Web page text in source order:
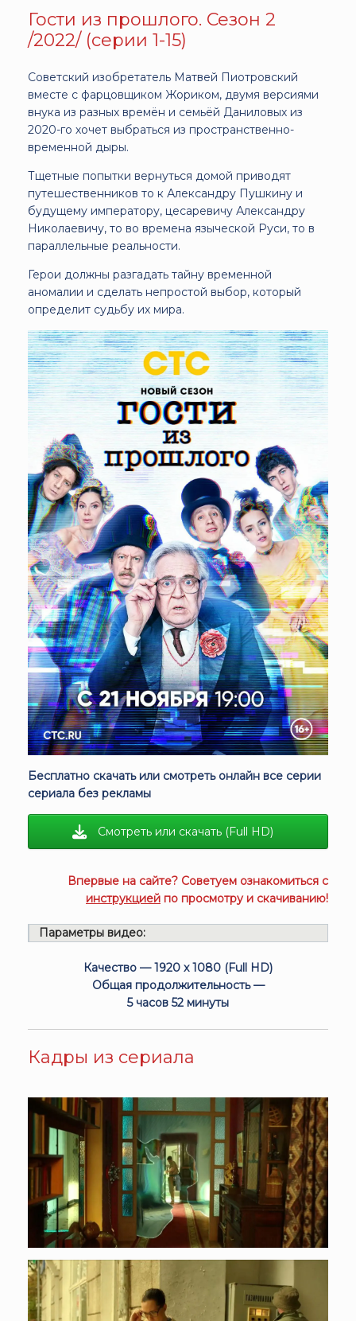
Гости из прошлого. Сезон 2
/2022/ (серии 1-15)
Советский изобретатель Матвей Пиотровский
вместе с фарцовщиком Жориком, двумя версиями
внука из разных времён и семьёй Даниловых из
2020-го хочет выбраться из пространственно-
временной дыры.
Тщетные попытки вернуться домой приводят
путешественников то к Александру Пушкину и
будущему императору, цесаревичу Александру
Николаевичу, то во времена языческой Руси, то в
параллельные реальности.
Герои должны разгадать тайну временной
аномалии и сделать непростой выбор, который
определит судьбу их мира.
Бесплатно скачать или смотреть онлайн все серии
сериала без рекламы
Смотреть или скачать (Full HD)
Впервые на сайте? Советуем ознакомиться с
инструкцией по просмотру и скачиванию!
Параметры видео:
Качество — 1920 x 1080 (Full HD)
Общая продолжительность —
5 часов 52 минуты
Кадры из сериала